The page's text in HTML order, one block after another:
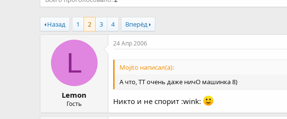
а
Назад 1 2 3 4 Вперёд
L
Lemon
Гость
24 Апр 2006
Mojito написал(а):
А что, ТТ очень даже ничО машинка 8)
Никто и не спорит :wink: